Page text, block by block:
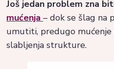
Još jedan problem zna
mućenja – dok se šlag na
umutiti, predugo mućenje
slabljenja strukture.